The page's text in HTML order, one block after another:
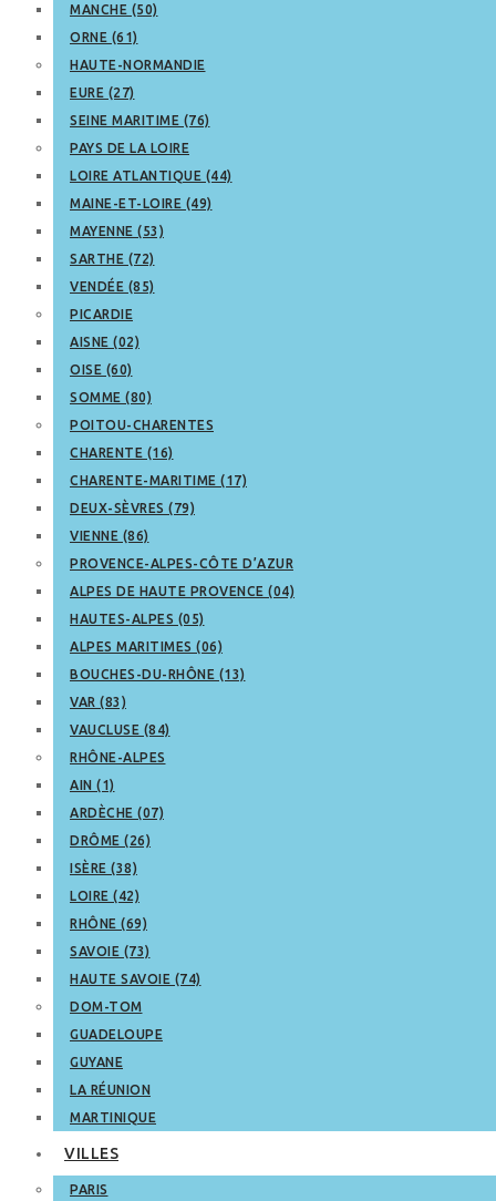
MANCHE (50)
ORNE (61)
HAUTE-NORMANDIE
EURE (27)
SEINE MARITIME (76)
PAYS DE LA LOIRE
LOIRE ATLANTIQUE (44)
MAINE-ET-LOIRE (49)
MAYENNE (53)
SARTHE (72)
VENDÉE (85)
PICARDIE
AISNE (02)
OISE (60)
SOMME (80)
POITOU-CHARENTES
CHARENTE (16)
CHARENTE-MARITIME (17)
DEUX-SÈVRES (79)
VIENNE (86)
PROVENCE-ALPES-CÔTE D’AZUR
ALPES DE HAUTE PROVENCE (04)
HAUTES-ALPES (05)
ALPES MARITIMES (06)
BOUCHES-DU-RHÔNE (13)
VAR (83)
VAUCLUSE (84)
RHÔNE-ALPES
AIN (1)
ARDÈCHE (07)
DRÔME (26)
ISÈRE (38)
LOIRE (42)
RHÔNE (69)
SAVOIE (73)
HAUTE SAVOIE (74)
DOM-TOM
GUADELOUPE
GUYANE
LA RÉUNION
MARTINIQUE
VILLES
PARIS